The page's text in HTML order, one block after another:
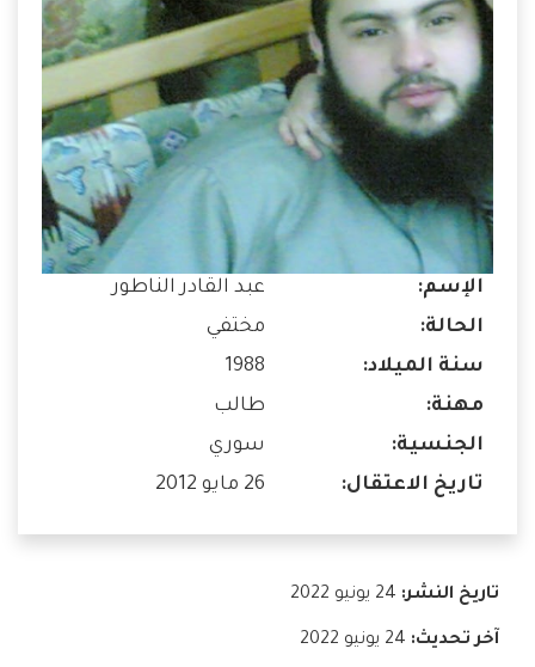
الإسم:
عبد القادر الناطور
الحالة:
مختفي
سنة الميلاد:
1988
مهنة:
طالب
الجنسية:
سوري
تاريخ الاعتقال:
26 مايو 2012
تاريخ النشر:
آخر تحديث: